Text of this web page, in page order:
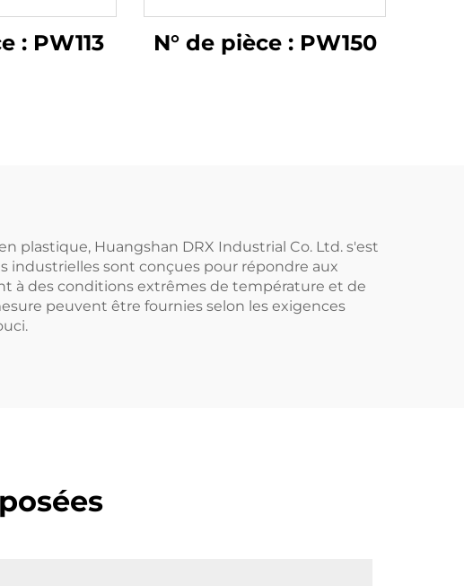
: PW113 N° de pièce : PW150
plastique, Huangshan DRX Industrial Co. Ltd. s'est
industrielles sont conçues pour répondre aux
à des conditions extrêmes de température et de
peuvent être fournies selon les exigences